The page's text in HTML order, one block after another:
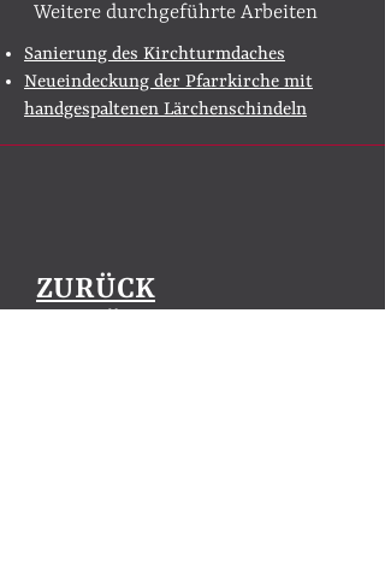
Weitere durchgeführte Arbeiten
​​Sanierung des Kirchturmdaches
Neueindeckung der Pfarrkirche mit
handgespaltenen Lärchenschindeln
ZURÜCK